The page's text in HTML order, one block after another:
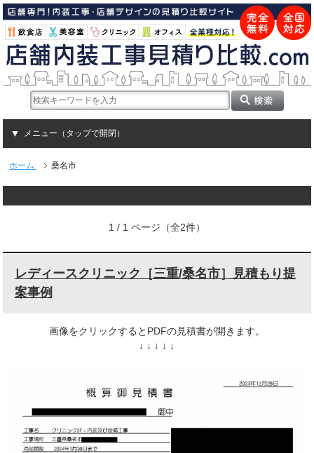
メニュー（タップで開閉）
ホーム 桑名市
1 / 1 ページ（全2件）
レディースクリニック［三重/桑名市］見積もり提
案事例
画像をクリックするとPDFの見積書が開きます。
↓ ↓ ↓ ↓ ↓